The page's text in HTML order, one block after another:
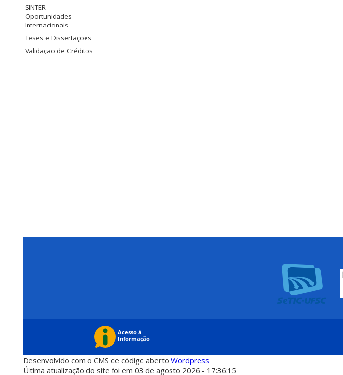
SINTER –
Oportunidades
Internacionais
Teses e Dissertações
Validação de Créditos
Desenvolvido com o CMS de código aberto Wordpress
Última atualização do site foi em 03 de agosto 2026 - 17:36:15